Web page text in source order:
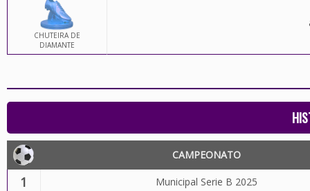
CHUTEIRA DE
DIAMANTE
CAMPEONATO
1 Municipal Serie B 2025